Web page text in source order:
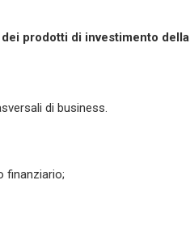
prodotti di investimento della
di business.
finanziario;